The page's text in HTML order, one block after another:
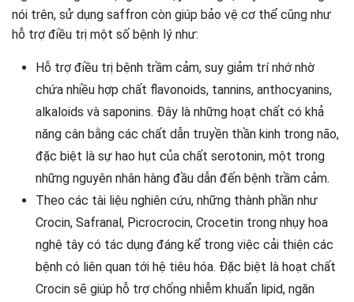
nói trên, sử dụng saffron còn giúp bảo vệ cơ thể cũng như
hỗ trợ điều trị một số bệnh lý như:
Hỗ trợ điều trị bệnh trầm cảm, suy giảm trí nhớ nhờ
chứa nhiều hợp chất flavonoids, tannins, anthocyanins,
alkaloids và saponins. Đây là những hoạt chất có khả
năng cân bằng các chất dẫn truyền thần kinh trong não,
đặc biệt là sự hao hụt của chất serotonin, một trong
những nguyên nhân hàng đầu dẫn đến bệnh trầm cảm.
Theo các tài liệu nghiên cứu, những thành phần như
Crocin, Safranal, Picrocrocin, Crocetin trong nhụy hoa
nghệ tây có tác dụng đáng kể trong việc cải thiện các
bệnh có liên quan tới hệ tiêu hóa. Đặc biệt là hoạt chất
Crocin sẽ giúp hỗ trợ chống nhiễm khuẩn lipid, ngăn